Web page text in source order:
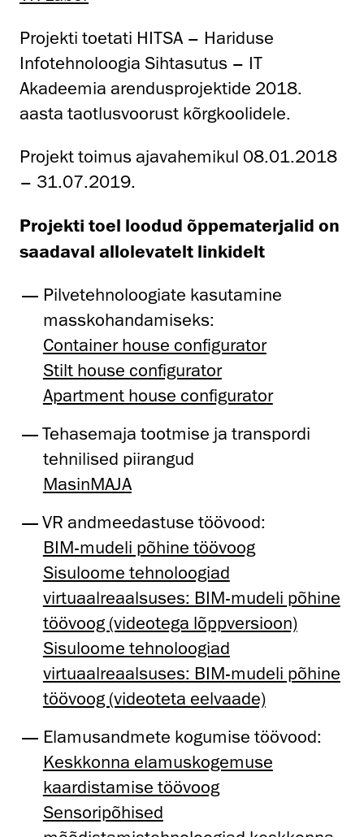
Projekti toetati HITSA – Hariduse
Infotehnoloogia Sihtasutus – IT
Akadeemia arendusprojektide 2018.
aasta taotlusvoorust kõrgkoolidele.
Projekt toimus ajavahemikul 08.01.2018
– 31.07.2019.
Projekti toel loodud õppematerjalid on
saadaval allolevatelt linkidelt
Pilvetehnoloogiate kasutamine
masskohandamiseks:
Container house configurator
Stilt house configurator
Apartment house configurator
Tehasemaja tootmise ja transpordi
tehnilised piirangud
MasinMAJA
VR andmeedastuse töövood:
BIM-mudeli põhine töövoog
Sisuloome tehnoloogiad
virtuaalreaalsuses: BIM-mudeli põhine
töövoog (videotega lõppversioon)
Sisuloome tehnoloogiad
virtuaalreaalsuses: BIM-mudeli põhine
töövoog (videoteta eelvaade)
Elamusandmete kogumise töövood:
Keskkonna elamuskogemuse
kaardistamise töövoog
Sensoripõhised